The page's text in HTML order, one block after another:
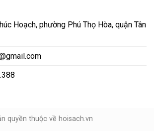
Hoạch, phường Phú Thọ Hòa, quận Tân
quyền thuộc về hoisach.vn